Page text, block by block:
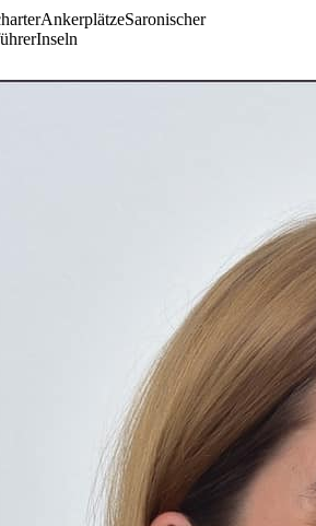
AnkerplätzeSaronischer
Inseln